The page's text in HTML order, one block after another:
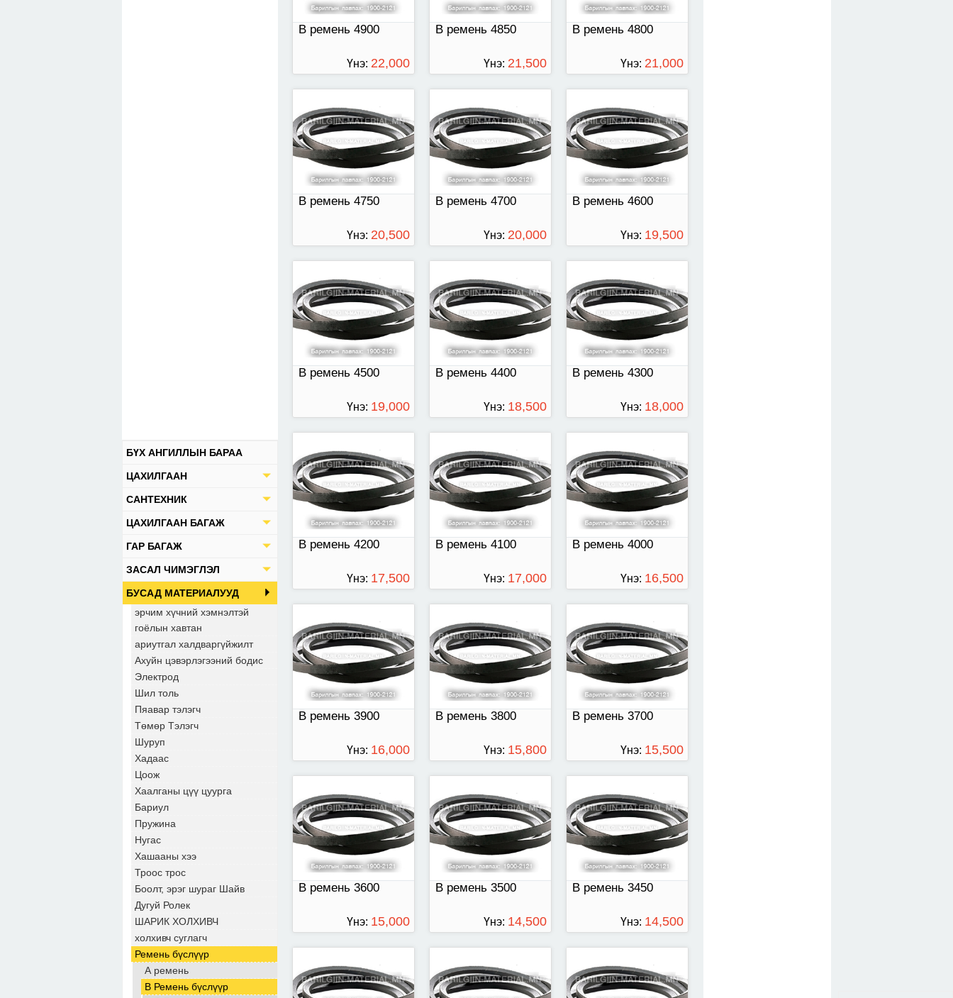
БҮХ АНГИЛЛЫН БАРАА
ЦАХИЛГААН
САНТЕХНИК
ЦАХИЛГААН БАГАЖ
ГАР БАГАЖ
ЗАСАЛ ЧИМЭГЛЭЛ
БУСАД МАТЕРИАЛУУД
эрчим хүчний хэмнэлтэй
гоёлын хавтан
ариутгал халдваргүйжилт
Ахуйн цэвэрлэгээний бодис
Электрод
Шил толь
Пяавар тэлэгч
Төмөр Тэлэгч
Шуруп
Хадаас
Цоож
Хаалганы цүү цуурга
Бариул
Пружина
Нугас
Хашааны хээ
Троос трос
Боолт, эрэг шураг Шайв
Дугуй Ролек
ШАРИК ХОЛХИВЧ
холхивч суглагч
Ремень бүслүүр
А ремень
B Ремень бүслүүр
В ремень 4900
Үнэ: 22,000
ТӨГРӨГ
В ремень 4850
Үнэ: 21,500
ТӨГРӨГ
В ремень 4800
Үнэ: 21,000
ТӨГРӨГ
В ремень 4750
Үнэ: 20,500
ТӨГРӨГ
В ремень 4700
Үнэ: 20,000
ТӨГРӨГ
В ремень 4600
Үнэ: 19,500
ТӨГРӨГ
В ремень 4500
В ремень 4500
Үнэ: 19,000
ТӨГРӨГ
В ремень 4400
В ремень 4400
Үнэ: 18,500
ТӨГРӨГ
В ремень 4300
В ремень 4300
Үнэ: 18,000
ТӨГРӨГ
В ремень 4200
В ремень 4200
Үнэ: 17,500
ТӨГРӨГ
В ремень 4100
В ремень 4100
Үнэ: 17,000
ТӨГРӨГ
В ремень 4000
В ремень 4000
Үнэ: 16,500
ТӨГРӨГ
В ремень 3900
В ремень 3900
Үнэ: 16,000
ТӨГРӨГ
В ремень 3800
В ремень 3800
Үнэ: 15,800
ТӨГРӨГ
В ремень 3700
В ремень 3700
Үнэ: 15,500
ТӨГРӨГ
В ремень 3600
В ремень 3600
Үнэ: 15,000
ТӨГРӨГ
В ремень 3500
В ремень 3500
Үнэ: 14,500
ТӨГРӨГ
В ремень 3450
В ремень 3450
Үнэ: 14,500
ТӨГРӨГ
В ремень 3400 В ремень 3350 В ремень 3300
В ремень 3200 В ремень 3100 В ремень